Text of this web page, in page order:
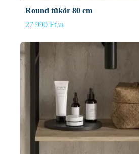
Round tükör 80 cm
27 990 Ft